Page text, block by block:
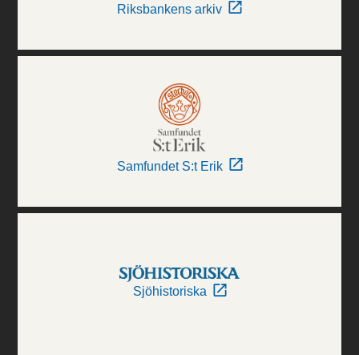
Riksbankens arkiv
Samfundet S:t Erik
Sjöhistoriska